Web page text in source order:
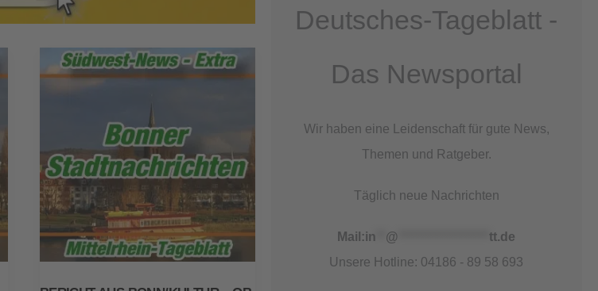
Deutsches-Tageblatt -
Das Newsportal
Wir haben eine Leidenschaft für gute News,
Themen und Ratgeber.
Täglich neue Nachrichten
Mail:in @ *******************tt.de
Unsere Hotline: 04186 - 89 58 693